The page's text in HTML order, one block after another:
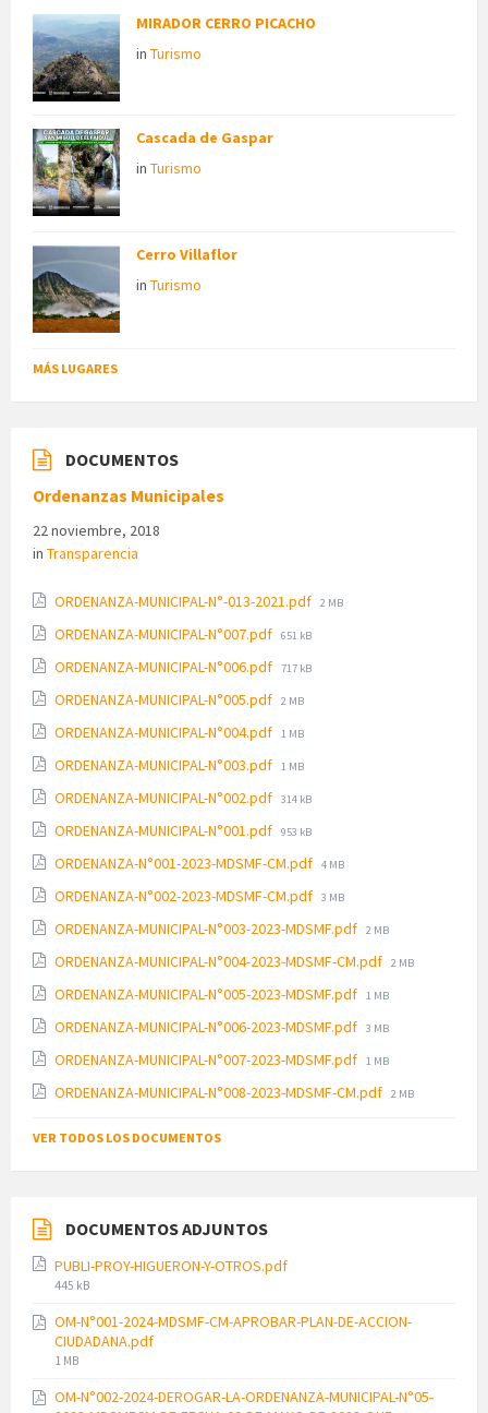
MIRADOR CERRO PICACHO
in Turismo
Cascada de Gaspar
in Turismo
Cerro Villaflor
in Turismo
MÁS LUGARES
DOCUMENTOS
Ordenanzas Municipales
22 noviembre, 2018
in Transparencia
ORDENANZA-MUNICIPAL-N°-013-2021.pdf File
2 MB
ORDENANZA-MUNICIPAL-N°007.pdf File
651 kB
ORDENANZA-MUNICIPAL-N°006.pdf File
717 kB
ORDENANZA-MUNICIPAL-N°005.pdf File
2 MB
ORDENANZA-MUNICIPAL-N°004.pdf File
1 MB
ORDENANZA-MUNICIPAL-N°003.pdf File
1 MB
ORDENANZA-MUNICIPAL-N°002.pdf File
314 kB
ORDENANZA-MUNICIPAL-N°001.pdf File
953 kB
ORDENANZA-N°001-2023-MDSMF-CM.pdf File
4 MB
ORDENANZA-N°002-2023-MDSMF-CM.pdf File
3 MB
ORDENANZA-MUNICIPAL-N°003-2023-MDSMF.pdf File
2 MB
ORDENANZA-MUNICIPAL-N°004-2023-MDSMF-CM.pdf File
2 MB
ORDENANZA-MUNICIPAL-N°005-2023-MDSMF.pdf File
1 MB
ORDENANZA-MUNICIPAL-N°006-2023-MDSMF.pdf File
3 MB
ORDENANZA-MUNICIPAL-N°007-2023-MDSMF.pdf File
1 MB
ORDENANZA-MUNICIPAL-N°008-2023-MDSMF-CM.pdf File
2 MB
VER TODOS LOS DOCUMENTOS
DOCUMENTOS ADJUNTOS
PUBLI-PROY-HIGUERON-Y-OTROS.pdf
File
445 kB
OM-N°001-2024-MDSMF-CM-APROBAR-PLAN-DE-ACCION-
CIUDADANA.pdf
File
1 MB
OM-N°002-2024-DEROGAR-LA-ORDENANZA-MUNICIPAL-N°05-